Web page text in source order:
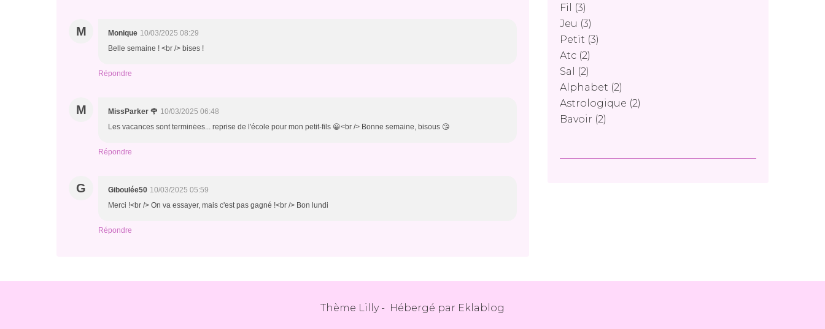
M Monique 10/03/2025 08:29
Belle semaine ! <br /> bises !
Répondre
M MissParker 🌹 10/03/2025 06:48
Les vacances sont terminėes... reprise de l'école pour mon petit-fils 😀<br /> Bonne semaine, bisous 😘
Répondre
G Giboulée50 10/03/2025 05:59
Merci !<br /> On va essayer, mais c'est pas gagné !<br /> Bon lundi
Répondre
Fil
(3)
Jeu (3)
Petit (3)
Atc (2)
Sal
(2)
Alphabet (2)
Astrologique (2)
Bavoir (2)
Thème Lilly - Hébergé par Eklablog